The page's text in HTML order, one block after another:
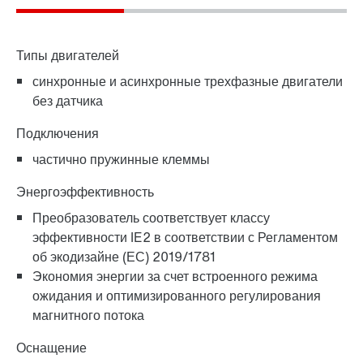
Online Support
Типы двигателей
синхронные и асинхронные трехфазные двигатели
без датчика
Подключения
частично пружинные клеммы
Энергоэффективность
Преобразователь соответствует классу
эффективности IE2 в соответствии с Регламентом
об экодизайне (ЕС) 2019/1781
Экономия энергии за счет встроенного режима
ожидания и оптимизированного регулирования
магнитного потока
Оснащение